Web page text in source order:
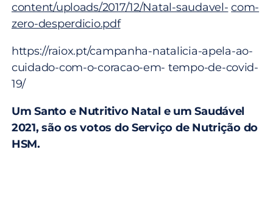
content/uploads/2017/12/Natal-saudavel- com-
zero-desperdicio.pdf
https://raiox.pt/campanha-natalicia-apela-ao-
cuidado-com-o-coracao-em- tempo-de-covid-
19/
Um Santo e Nutritivo Natal e um Saudável
2021, são os votos do Serviço de Nutrição do
HSM.